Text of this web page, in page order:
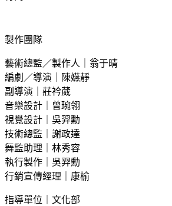
製作團隊
藝術總監／製作人｜翁于晴
編劇／導演｜陳嬿靜
副導演｜莊衿葳
音樂設計｜曾琬翎
視覺設計｜吳羿勳
技術總監｜謝政達
舞監助理｜林秀容
執行製作｜吳羿勳
行銷宣傳經理｜康榆
指導單位｜文化部